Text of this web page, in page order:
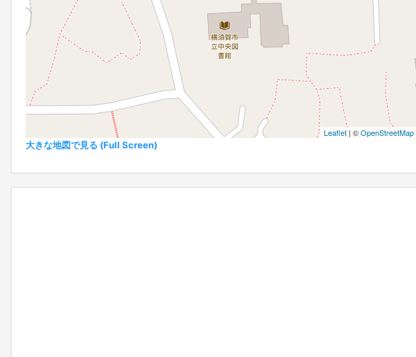
Leaflet| ©OpenStreetMap
大きな地図で見る (Full Screen)